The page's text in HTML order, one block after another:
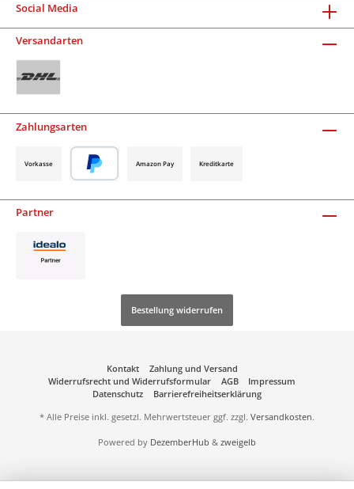
Social Media
Versandarten
Zahlungsarten
Vorkasse Amazon Pay Kreditkarte
Partner
Bestellung widerrufen
Kontakt
Zahlung und Versand
Widerrufsrecht und Widerrufsformular
AGB
Impressum
Datenschutz
Barrierefreiheitserklärung
* Alle Preise inkl. gesetzl. Mehrwertsteuer ggf. zzgl. Versandkosten.
Powered by DezemberHub & zweigelb